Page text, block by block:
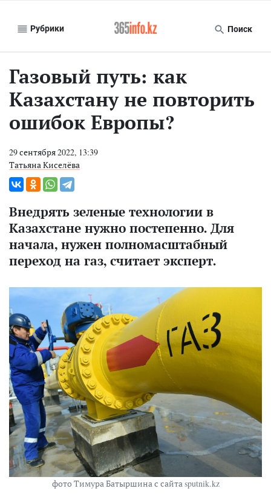
Рубрики Поиск
Газовый путь: как
Казахстану не повторить
ошибок Европы?
29 сентября 2022, 13:39
Татьяна Киселёва
Внедрять зеленые технологии в
Казахстане нужно постепенно. Для
начала, нужен полномасштабный
переход на газ, считает эксперт.
фото Тимура Батыршина с сайта sputnik.kz